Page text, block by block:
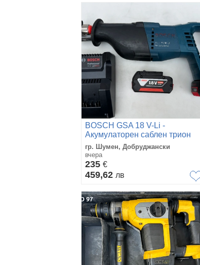
BOSCH GSA 18 V-Li -
Акумулаторен саблен трион
2x18V 4.0Ah
гр. Шумен, Добруджански
вчера
235 €
459,62 лв